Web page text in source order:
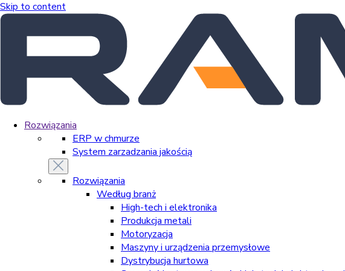
Skip to content
Rozwiązania
ERP w chmurze
System zarzadzania jakością
Rozwiązania
Według branż
High-tech i elektronika
Produkcja metali
Motoryzacja
Maszyny i urządzenia przemysłowe
Dystrybucja hurtowa